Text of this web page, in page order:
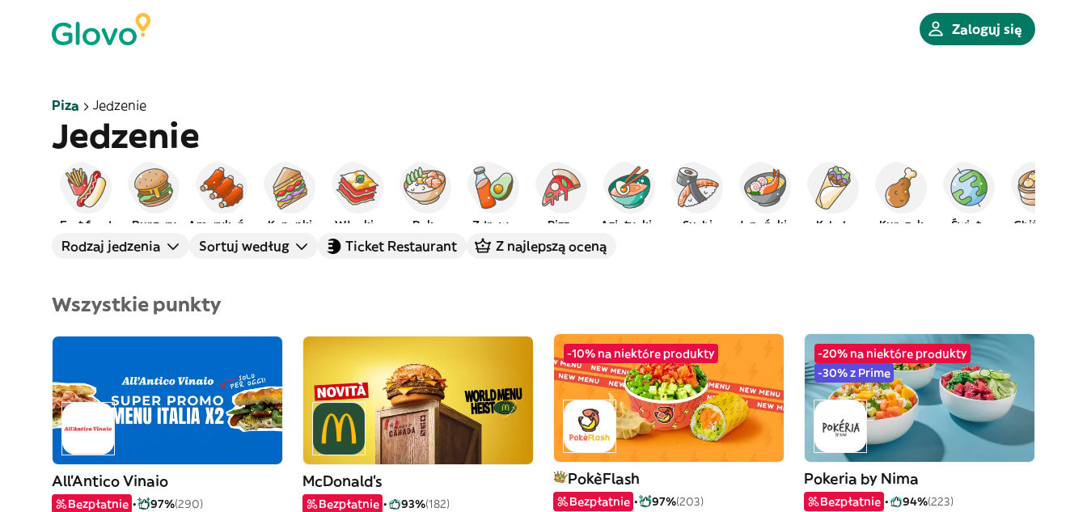
Zaloguj się
Piza Jedzenie
Jedzenie
Fast food Burgery Kanapki Włoskie Poke Zdrowe Pizza Azjatyckie Sushi Japońskie Kebab Kurczak Świata Chińskie
Rodzaj jedzenia Sortuj według Ticket Restaurant Z najlepszą oceną
Wszystkie punkty
All'Antico Vinaio
Bezpłatnie 97%(290)
McDonald's
Bezpłatnie 93%(182)
-10% na niektóre produkty
PokèFlash
Bezpłatnie 97%(203)
-20% na niektóre produkty
-30% z Prime
Pokeria by Nima
Bezpłatnie 94%(223)